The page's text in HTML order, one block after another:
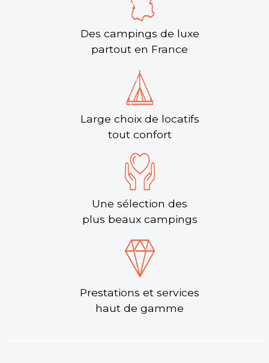
Des campings de luxe
partout en France
Large choix de locatifs
tout confort
Une sélection des
plus beaux campings
Prestations et services
haut de gamme